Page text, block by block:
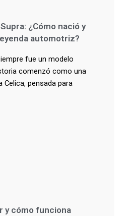
¿Cómo nació y
automotriz?
fue un modelo
comenzó como una
Celica, pensada para
y cómo funciona